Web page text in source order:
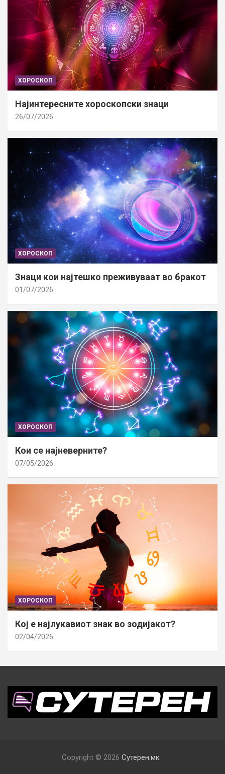
ХОРОСКОП
Најинтересните хороскопски знаци
26/07/2026
ХОРОСКОП
Знаци кои најтешко преживуваат во бракот
01/07/2026
ХОРОСКОП
Кои се најневерните?
07/05/2026
ХОРОСКОП
Кој е најлукавиот знак во зодијакот?
02/04/2026
Copyright © 2026 Сутерен.мк